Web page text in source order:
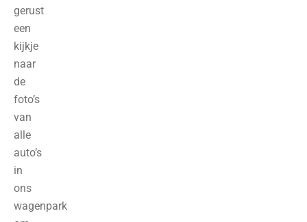
gerust
een
kijkje
naar
de
foto’s
van
alle
auto’s
in
ons
wagenpark